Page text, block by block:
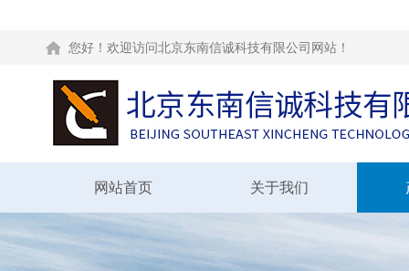
您好！欢迎访问北京东南信诚科技有限公司网站！
网站首页 关于我们